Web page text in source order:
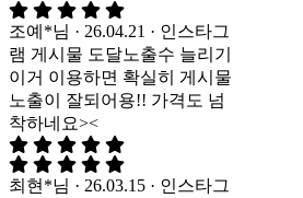
입)
수
량
조예*님 · 26.04.21 · 인스타그
램 게시물 도달노출수 늘리기
이거 이용하면 확실히 게시물
노출이 잘되어용!! 가격도 넘
착하네요><
최현*님 · 26.03.15 · 인스타그